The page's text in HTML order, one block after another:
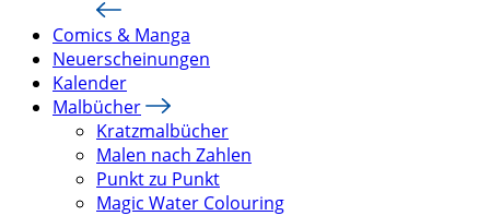
Comics & Manga
Neuerscheinungen
Kalender
Malbücher
Kratzmalbücher
Malen nach Zahlen
Punkt zu Punkt
Magic Water Colouring